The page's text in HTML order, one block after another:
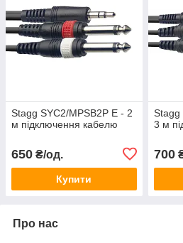
Stagg SYC2/MPSB2P E - 2
м підключення кабелю
650 ₴/од.
Купити
Stagg
3 м
700
Про нас